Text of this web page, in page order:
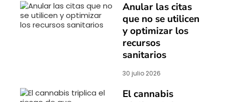
Anular las citas
que no se utilicen
y optimizar los
recursos
sanitarios
30 julio 2026
El cannabis